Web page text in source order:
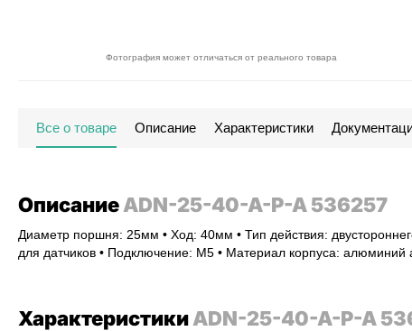
Фотография может отличаться от реального товара
Все о товаре Описание Характеристики
ОписаниеADN-25-40-A-P-A 536257
Диаметр поршня: 25мм • Ход: 40мм • Тип действия:
для датчиков • Подключение: M5 • Материал корпуса: алюминий
ХарактеристикиADN-25-40-A-P-A